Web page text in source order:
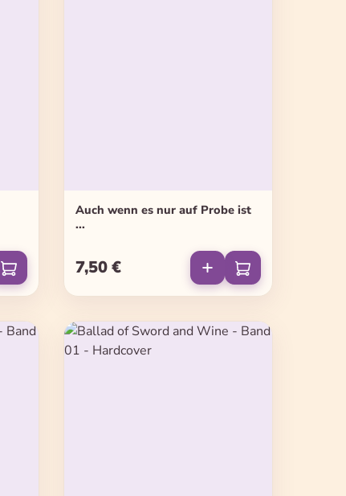
Auch wenn es nur auf Probe ist
...
Regulärer Preis:
7,50 €